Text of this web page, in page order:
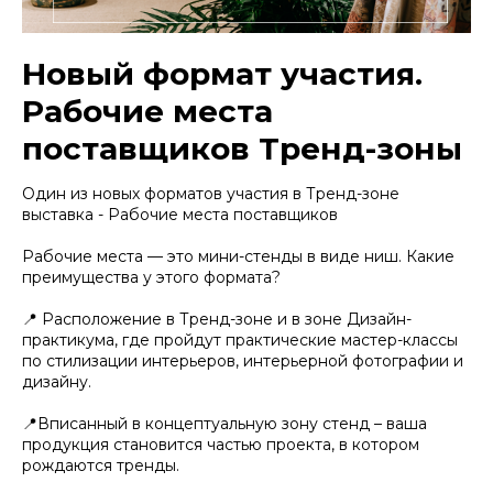
Новый формат участия.
Рабочие места
поставщиков Тренд-зоны
Один из новых форматов участия в Тренд-зоне
выставка - Рабочие места поставщиков
Рабочие места — это мини-стенды в виде ниш. Какие
преимущества у этого формата?
📍 Расположение в Тренд-зоне и в зоне Дизайн-
практикума, где пройдут практические мастер-классы
по стилизации интерьеров, интерьерной фотографии и
дизайну.
📍Вписанный в концептуальную зону стенд – ваша
продукция становится частью проекта, в котором
рождаются тренды.